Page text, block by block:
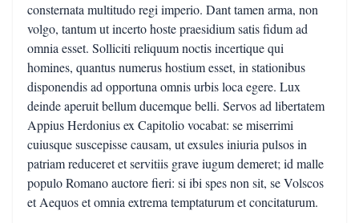
consternata multitudo regi imperio. Dant tamen arma, non
volgo, tantum ut incerto hoste praesidium satis fidum ad
omnia esset. Solliciti reliquum noctis incertique qui
homines, quantus numerus hostium esset, in stationibus
disponendis ad opportuna omnis urbis loca egere. Lux
deinde aperuit bellum ducemque belli. Servos ad libertatem
Appius Herdonius ex Capitolio vocabat: se miserrimi
cuiusque suscepisse causam, ut exsules iniuria pulsos in
patriam reduceret et servitiis grave iugum demeret; id malle
populo Romano auctore fieri: si ibi spes non sit, se Volscos
et Aequos et omnia extrema temptaturum et concitaturum.